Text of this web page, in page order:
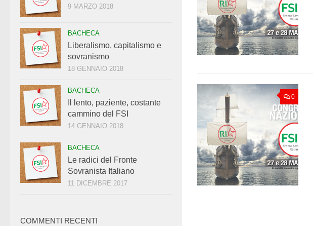
0
9 MARZO 2018
BACHECA
Liberalismo, capitalismo e
sovranismo
18 GENNAIO 2018
BACHECA
Il lento, paziente, costante
cammino del FSI
14 GENNAIO 2018
BACHECA
Le radici del Fronte
Sovranista Italiano
11 DICEMBRE 2017
COMMENTI RECENTI